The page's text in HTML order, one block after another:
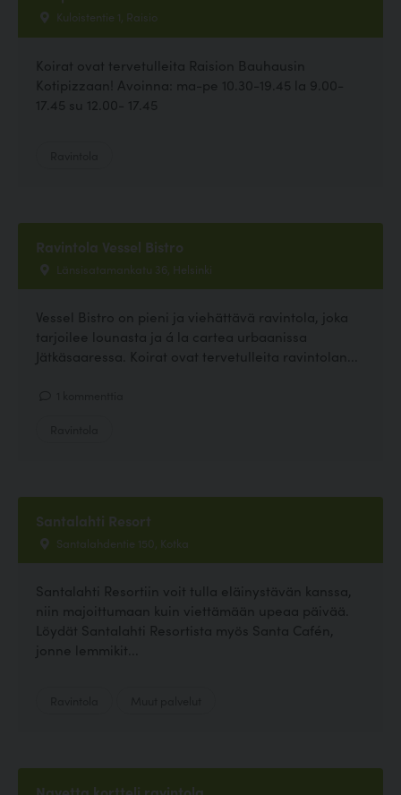
Kuloistentie 1, Raisio
Koirat ovat tervetulleita Raision Bauhausin
Kotipizzaan! Avoinna: ma-pe 10.30-19.45 la 9.00-
17.45 su 12.00- 17.45
Ravintola Vessel Bistro
Länsisatamankatu 36, Helsinki
Vessel Bistro on pieni ja viehättävä ravintola, joka
tarjoilee lounasta ja á la cartea urbaanissa
Jätkäsaaressa. Koirat ovat tervetulleita ravintolan...
Santalahti Resort
Santalahdentie 150, Kotka
Santalahti Resortiin voit tulla eläinystävän kanssa,
niin majoittumaan kuin viettämään upeaa päivää.
Löydät Santalahti Resortista myös Santa Cafén,
jonne lemmikit...